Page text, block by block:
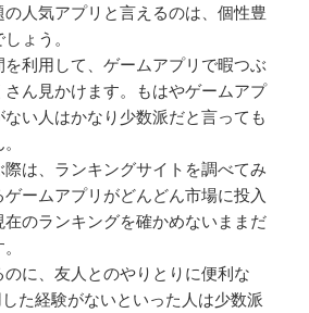
人気アプリと言えるのは、個性豊
ょう。
利用して、ゲームアプリで暇つぶ
さん見かけます。もはやゲームアプ
い人はかなり少数派だと言っても
は、ランキングサイトを調べてみ
ームアプリがどんどん市場に投入
のランキングを確かめないままだ
に、友人とのやりとりに便利な
た経験がないといった人は少数派